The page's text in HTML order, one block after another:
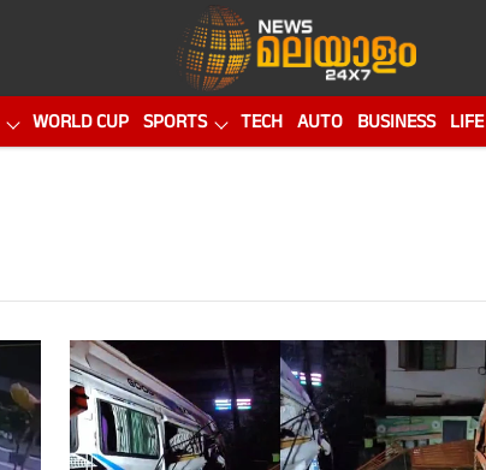
WORLD CUP SPORTS TECH AUTO BUSINESS LIFE